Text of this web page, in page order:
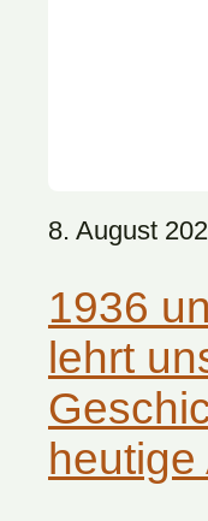
8. August
1936
lehrt